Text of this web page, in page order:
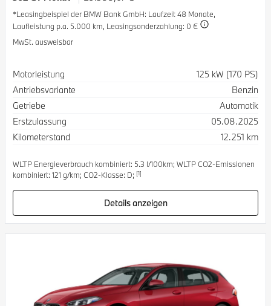
*Leasingbeispiel der BMW Bank GmbH: Laufzeit 48 Monate,
Laufleistung p.a. 5.000 km, Leasingsonderzahlung: 0 €
MwSt. ausweisbar
Spezifikation
Motorleistung
125 kW (170 PS)
Antriebsvariante
Benzin
Getriebe
Automatik
Erstzulassung
05.08.2025
Kilometerstand
12.251 km
WLTP Energieverbrauch kombiniert: 5.3 l/100km; WLTP CO2-Emissionen
kombiniert: 121 g/km; CO2-Klasse: D; [1]
Details anzeigen